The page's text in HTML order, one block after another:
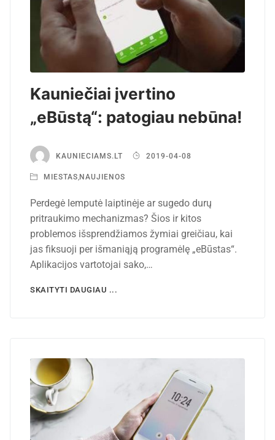
Kauniečiai įvertino
„eBūstą“: patogiau nebūna!
KAUNIECIAMS.LT 2019-04-08
MIESTAS,NAUJIENOS
Perdegė lemputė laiptinėje ar sugedo durų
pritraukimo mechanizmas? Šios ir kitos
problemos išsprendžiamos žymiai greičiau, kai
jas fiksuoji per išmaniąją programėlę „eBūstas“.
Aplikacijos vartotojai sako,…
SKAITYTI DAUGIAU ...